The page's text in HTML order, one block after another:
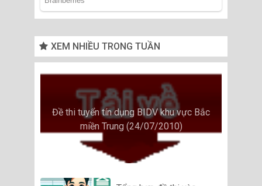
XEM NHIỀU TRONG TUẦN
Đề thi tuyển tín dụng BIDV khu vực Bắc
miền Trung (24/07/2010)